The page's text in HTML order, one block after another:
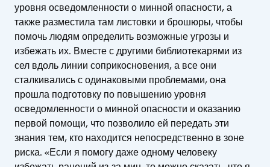
уровня осведомленности о минной опасности, а
также разместила там листовки и брошюры, чтобы
помочь людям определить возможные угрозы и
избежать их. Вместе с другими библиотекарями из
сел вдоль линии соприкосновения, а все они
сталкивались с одинаковыми проблемами, она
прошла подготовку по повышению уровня
осведомленности о минной опасности и оказанию
первой помощи, что позволило ей передать эти
знания тем, кто находится непосредственно в зоне
риска. «Если я помогу даже одному человеку